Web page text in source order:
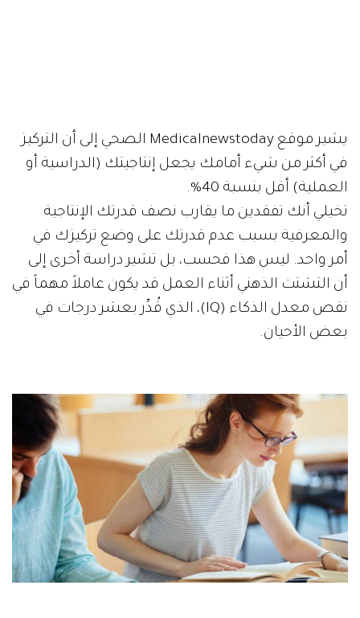
يشير موقع Medicalnewstoday الصحي إلى أن التركيز
في أكثر من شيء أمامك يجعل إنتاجيتك (الدراسية أو
العملية) أقل بنسبة 40%.
تخيلي أنك تفقدين ما يقارب نصف قدرتك الإنتاجية
والمعرفية بسبب عدم قدرتك على وضع تركيزك في
أمر واحد. ليس هذا فحسب، بل تشير دراسة أخرى إلى
أن التشتت الذهني أثناء العمل قد يكون عاملاً مهماً في
نقص معدل الذكاء (IQ)، الذي قُدِّر بعشر درجات في
بعض الأحيان.